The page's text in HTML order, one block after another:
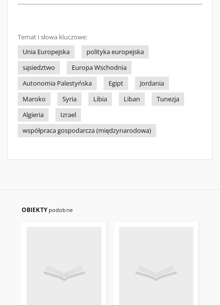
Temat i słowa kluczowe:
Unia Europejska
polityka europejska
sąsiedztwo
Europa Wschodnia
Autonomia Palestyńska
Egipt
Jordania
Maroko
Syria Libia Liban
Tunezja
Algieria
Izrael
współpraca gospodarcza (międzynarodowa)
OBIEKTY podobne